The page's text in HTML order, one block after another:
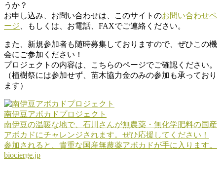
うか？
お申し込み、お問い合わせは、このサイトのお問い合わせペ
ージ 、もしくは、お電話、FAXでご連絡ください。
また、新規参加者も随時募集しておりますので、ぜひこの機
会にご参加ください！
プロジェクトの内容は、こちらのページでご確認ください。
（植樹祭には参加せず、苗木協力金のみの参加も承っており
ます）
南伊豆アボカドプロジェクト
南伊豆の温暖な地で、石川さんが無農薬・無化学肥料の国産
アボカドにチャレンジされます。ぜひ応援してください！
参加されると、貴重な国産無農薬アボカドが手に入ります。
biocierge.jp